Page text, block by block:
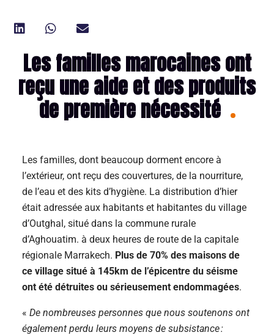
Les familles marocaines ont
reçu une aide et des produits
de première nécessité
Les familles, dont beaucoup dorment encore à
l’extérieur, ont reçu des couvertures, de la nourriture,
de l’eau et des kits d’hygiène. La distribution d’hier
était adressée aux habitants et habitantes du village
d’Outghal, situé dans la commune rurale
d’Aghouatim. à deux heures de route de la capitale
régionale Marrakech. Plus de 70% des maisons de
ce village situé à 145km de l’épicentre du séisme
ont été détruites ou sérieusement endommagées.
« De nombreuses personnes que nous soutenons ont
également perdu leurs moyens de subsistance :